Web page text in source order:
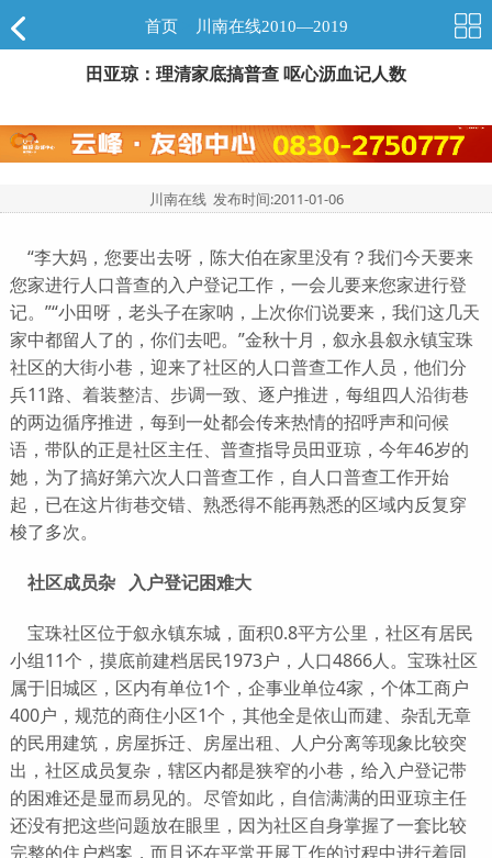
首页> 川南在线2010—2019
田亚琼：理清家底搞普查 呕心沥血记人数
川南在线 发布时间:2011-01-06
“李大妈，您要出去呀，陈大伯在家里没有？我们今天要来
您家进行人口普查的入户登记工作，一会儿要来您家进行登
记。”“小田呀，老头子在家呐，上次你们说要来，我们这几天
家中都留人了的，你们去吧。”金秋十月，叙永县叙永镇宝珠
社区的大街小巷，迎来了社区的人口普查工作人员，他们分
兵11路、着装整洁、步调一致、逐户推进，每组四人沿街巷
的两边循序推进，每到一处都会传来热情的招呼声和问候
语，带队的正是社区主任、普查指导员田亚琼，今年46岁的
她，为了搞好第六次人口普查工作，自人口普查工作开始
起，已在这片街巷交错、熟悉得不能再熟悉的区域内反复穿
梭了多次。
社区成员杂 入户登记困难大
宝珠社区位于叙永镇东城，面积0.8平方公里，社区有居民
小组11个，摸底前建档居民1973户，人口4866人。宝珠社区
属于旧城区，区内有单位1个，企事业单位4家，个体工商户
400户，规范的商住小区1个，其他全是依山而建、杂乱无章
的民用建筑，房屋拆迁、房屋出租、人户分离等现象比较突
出，社区成员复杂，辖区内都是狭窄的小巷，给入户登记带
的困难还是显而易见的。尽管如此，自信满满的田亚琼主任
还没有把这些问题放在眼里，因为社区自身掌握了一套比较
完整的住户档案，而且还在平常开展工作的过程中进行着同